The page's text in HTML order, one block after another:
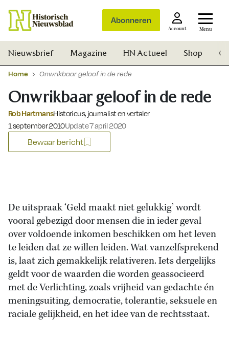
Abonneren
Account Menu
Zoek
Nieuwsbrief Magazine HN Actueel Shop
Home Onwrikbaar geloof in de rede
Onwrikbaar geloof in de rede
Rob HartmansHistoricus, journalist en vertaler
Gepubliceerd op:
1 september 2010Update 7 april 2020
Bewaar bericht
De uitspraak ‘Geld maakt niet gelukkig’ wordt
vooral gebezigd door mensen die in ieder geval
over voldoende inkomen beschikken om het leven
te leiden dat ze willen leiden. Wat vanzelfsprekend
is, laat zich gemakkelijk relativeren. Iets dergelijks
geldt voor de waarden die worden geassocieerd
met de Verlichting, zoals vrijheid van gedachte én
meningsuiting, democratie, tolerantie, seksuele en
raciale gelijkheid, en het idee van de rechtsstaat.